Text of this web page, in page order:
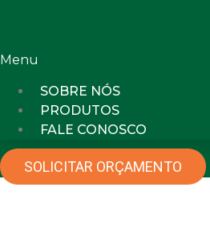
Menu
SOBRE NÓS
PRODUTOS
FALE CONOSCO
SOLICITAR ORÇAMENTO